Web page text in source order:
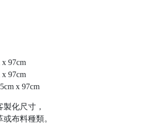
x 97cm
x 97cm
x 97cm
化尺寸，
布料種類。